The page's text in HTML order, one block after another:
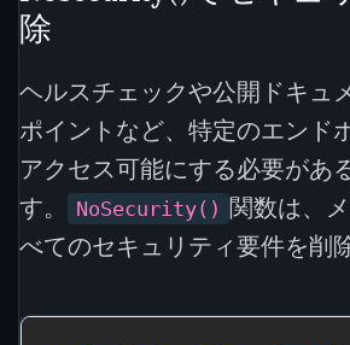
除
ヘルスチェックや公開ドキュ
ポイントなど、特定のエンド
アクセス可能にする必要があ
す。
NoSecurity() 関数は、
べてのセキュリティ要件を削